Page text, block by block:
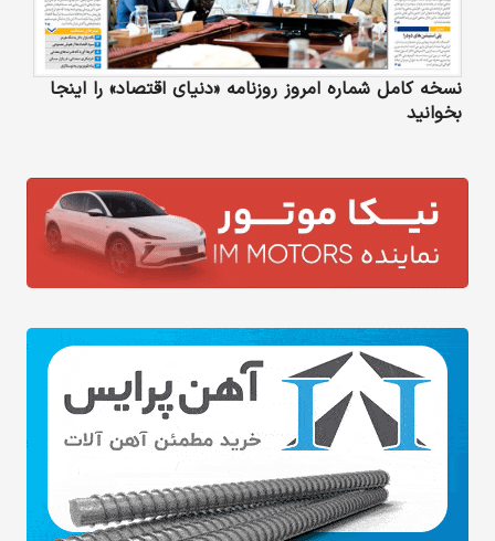
نسخه کامل شماره امروز روزنامه «دنیای‌ اقتصاد» را اینجا
بخوانید